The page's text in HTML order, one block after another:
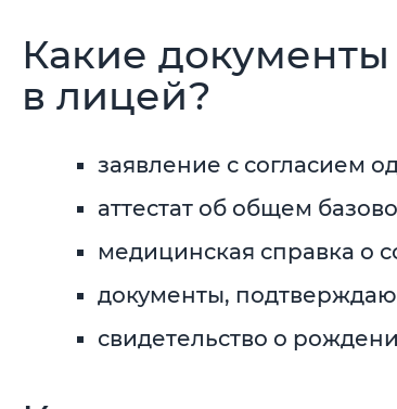
Какие
в лицей?
заявление с согласием
аттестат об общем
медицинская справка о
документы,
свидетельство о